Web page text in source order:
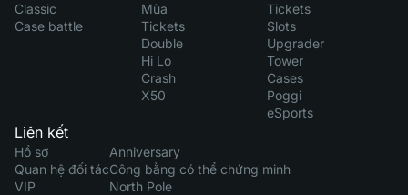
Classic
Case battle
Mùa
Tickets
Double
Hi Lo
Crash
X50
Tickets
Slots
Upgrader
Tower
Cases
Poggi
eSports
Liên kết
Hồ sơ
Quan hệ đối tác
VIP
Anniversary
Công bằng có thể chứng minh
North Pole